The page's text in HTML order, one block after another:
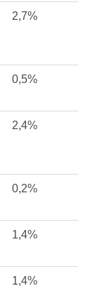
2,7%
0,5%
2,4%
0,2%
1,4%
1,4%